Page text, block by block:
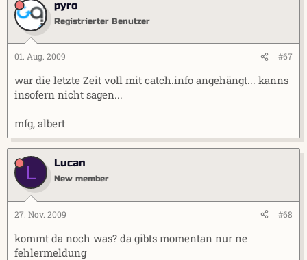
pyro
Registrierter Benutzer
01. Aug. 2009 #67
war die letzte Zeit voll mit catch.info angehängt... kanns
insofern nicht sagen...
mfg, albert
L Lucan
New member
27. Nov. 2009 #68
kommt da noch was? da gibts momentan nur ne
fehlermeldung